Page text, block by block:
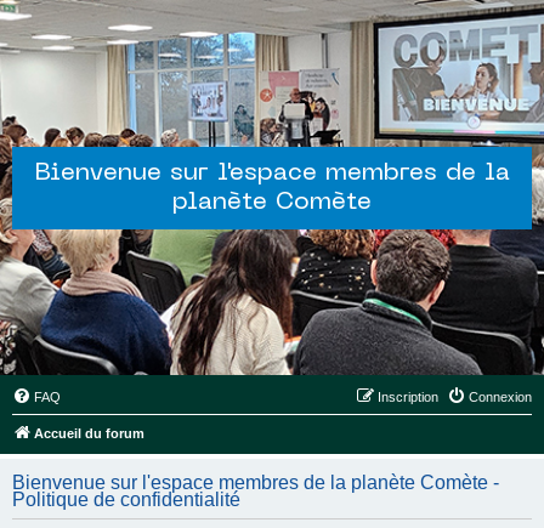
Bienvenue sur l'espace membres de la
planète Comète
FAQ Connexion
Inscription
Accueil du forum
Bienvenue sur l'espace membres de la planète Comète -
Politique de confidentialité